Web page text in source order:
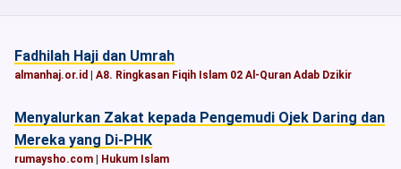
Fadhilah Haji dan Umrah
almanhaj.or.id A8. Ringkasan Fiqih Islam 02 Al-Quran Adab Dzikir
Menyalurkan Zakat kepada Pengemudi Ojek Daring dan
Mereka yang Di-PHK
rumaysho.com Hukum Islam